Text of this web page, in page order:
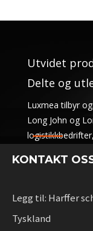
Utvidet
Delte og
Luxmea tilbyr
Long John og
logistikkbedrifter,
kombinerer
mobilitet.
KONTAKT
Legg til: Harffer
Tyskland